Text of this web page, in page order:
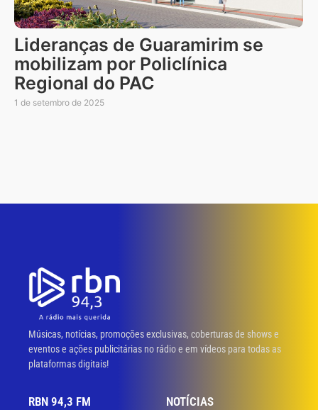
Lideranças de Guaramirim se
mobilizam por Policlínica
Regional do PAC
1 de setembro de 2025
Músicas, notícias, promoções exclusivas, coberturas de shows e
eventos e ações publicitárias no rádio e em vídeos para todas as
plataformas digitais!
RBN 94,3 FM NOTÍCIAS